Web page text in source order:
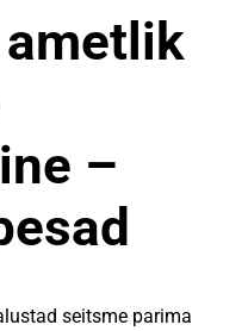
–
seitsme parima